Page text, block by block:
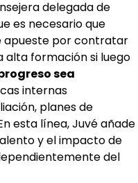
delegada de
es necesario que
apueste por contratar
alta formación si luego
sea
internas
planes de
esta línea, Juvé añade
y el impacto de
del